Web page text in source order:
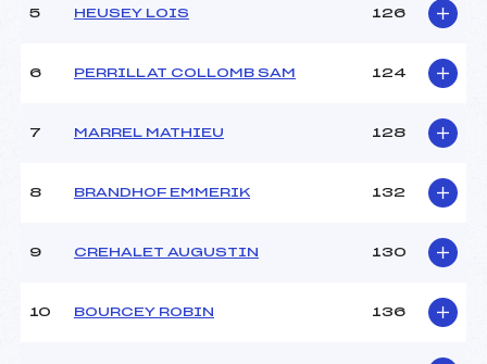
1400
U13
5 HEUSEY LOIS 126
6 PERRILLAT COLLOMB SAM 124
7 MARREL MATHIEU 128
8 BRANDHOF EMMERIK 132
9 CREHALET AUGUSTIN 130
10 BOURCEY ROBIN 136